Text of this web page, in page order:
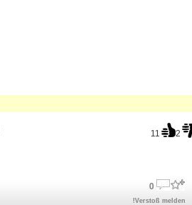
11 2
0
!Verstoß melden